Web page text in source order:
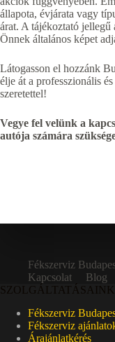
állapota, évjárata vagy
árat. A tájékoztató jellegű
Önnek általános képet
Látogasson el hozzánk
élje át a professzionális
szeretettel!
Vegye fel velünk a
autója számára
Fékszerviz
Kapcsolat
Blog
SZOLGÁLTATÁSAINK
Fékszerviz
Fékszerviz
Árajánlatkérés